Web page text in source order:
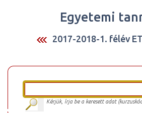
Egyetemi
2017-2018-1. félév
Kérjük, írja be a keresett adat